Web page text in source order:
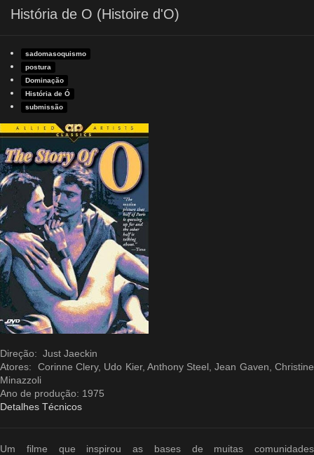
História de O (Histoire d'O)
sadomasoquismo
postura
Dominação
História de Ó
submissão
Direção: Just Jaeckin
Atores: Corinne Clery, Udo Kier, Anthony Steel, Jean Gaven, Christine
Minazzoli
Ano de produção: 1975
Detalhes Técnicos
Um filme que inspirou as bases de muitas comunidades